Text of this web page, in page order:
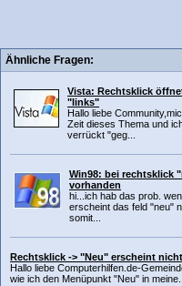
Ähnliche Fragen:
Vista: Rechtsklick
"links"
Hallo liebe
Zeit dieses Thema und
verrückt "geg...
Win98: bei rechtsklick
vorhanden
hi...ich hab das prob.
erscheint das feld "neu"
somit...
Rechtsklick -> "Neu" erscheint
Hallo liebe Computerhilfen.de-
wie ich den Menüpunkt "Neu" in meine...